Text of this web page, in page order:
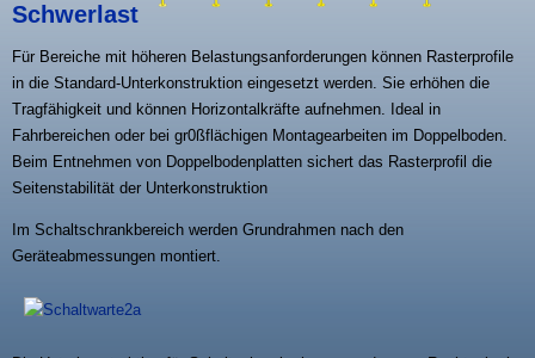
Schwerlast
Für Bereiche mit höheren Belastungsanforderungen können Rasterprofile
in die Standard-Unterkonstruktion eingesetzt werden. Sie erhöhen die
Tragfähigkeit und können Horizontalkräfte aufnehmen. Ideal in
Fahrbereichen oder bei gr0ßflächigen Montagearbeiten im Doppelboden.
Beim Entnehmen von Doppelbodenplatten sichert das Rasterprofil die
Seitenstabilität der Unterkonstruktion
Im Schaltschrankbereich werden Grundrahmen nach den
Geräteabmessungen montiert.